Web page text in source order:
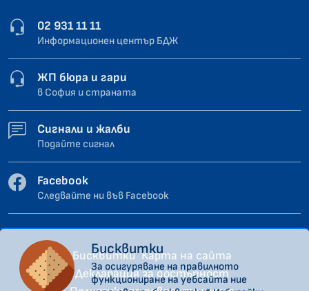
02 931 11 11
Информационен център БДЖ
ЖП бюра и гари
в София и страната
Сигнали и жалби
Подайте сигнал
Facebook
Следвайте ни във Facebook
Бисквитки Карта на сайта
Декларация за достъпност
Бисквитки
За осигуряване на правилното
функциониране на уебсайта ние